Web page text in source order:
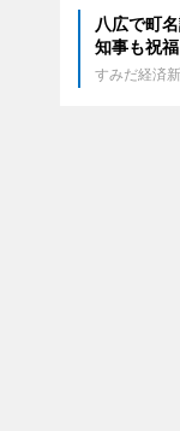
八広で町
知事も祝福
すみだ経済